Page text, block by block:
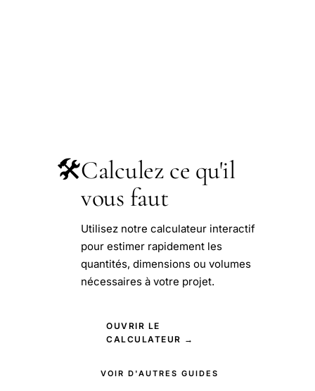
🛠️Calculez ce qu'il
vous faut
Utilisez notre calculateur interactif
pour estimer rapidement les
quantités, dimensions ou volumes
nécessaires à votre projet.
OUVRIR LE
CALCULATEUR →
VOIR D'AUTRES GUIDES